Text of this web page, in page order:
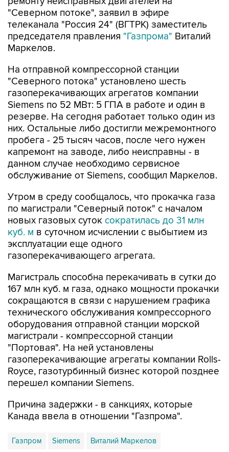
"Северном потоке", заявил в эфире
телеканала "Россия 24" (ВГТРК) заместитель
председателя правления "Газпрома" Виталий
Маркелов.
На отправной компрессорной станции
"Северного потока" установлено шесть
газоперекачивающих агрегатов компании
Siemens по 52 МВт: 5 ГПА в работе и один в
резерве. На сегодня работает только один из
них. Остальные либо достигли межремонтного
пробега - 25 тысяч часов, после чего нужен
капремонт на заводе, либо неисправны - в
данном случае необходимо сервисное
обслуживание от Siemens, сообщил Маркелов.
Утром в среду сообщалось, что прокачка газа
по магистрали "Северный поток" с началом
новых газовых суток сократилась до 31 млн
куб. м в суточном исчислении с выбытием из
эксплуатации еще одного
газоперекачивающего агрегата.
Магистраль способна перекачивать в сутки до
167 млн куб. м газа, однако мощности прокачки
сокращаются в связи с нарушением графика
технического обслуживания компрессорного
оборудования отправной станции морской
магистрали - компрессорной станции
"Портовая". На ней установлены
газоперекачивающие агрегаты компании Rolls-
Royce, газотурбинный бизнес которой позднее
перешел компании Siemens.
Причина задержки - в санкциях, которые
Канада ввела в отношении "Газпрома".
Газпром Siemens Виталий Маркелов